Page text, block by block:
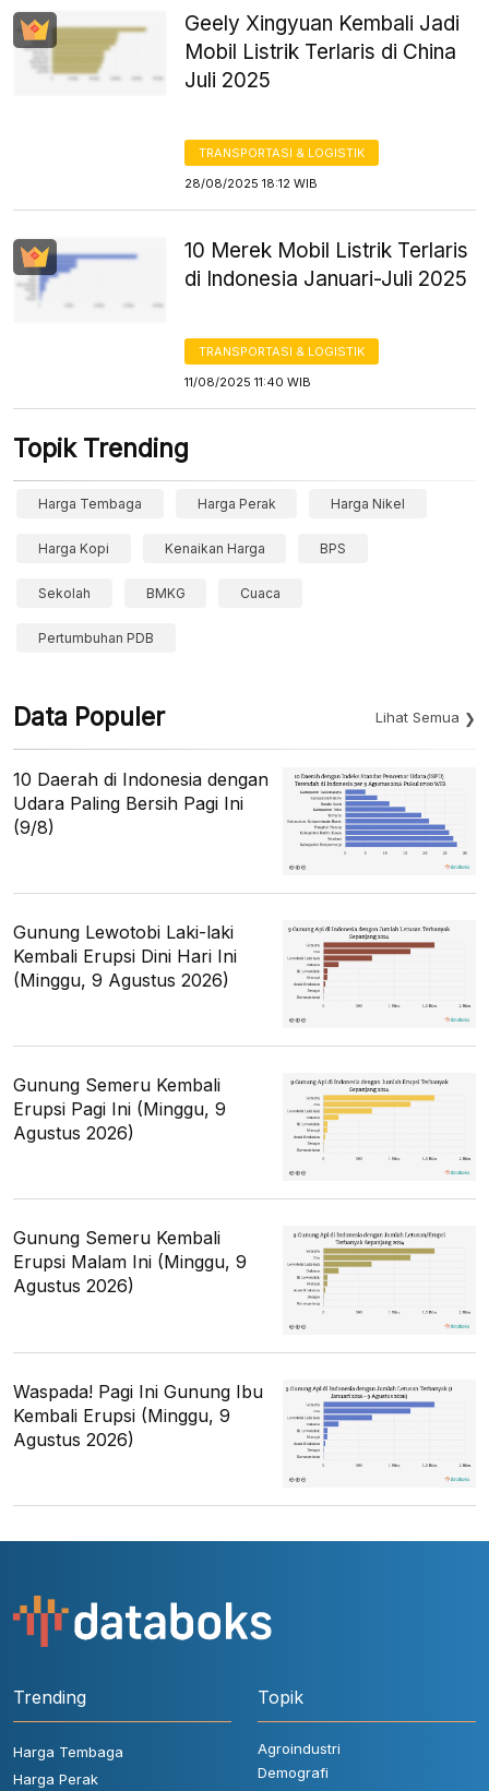
Geely Xingyuan Kembali Jadi
Mobil Listrik Terlaris di China
Juli 2025
TRANSPORTASI & LOGISTIK
28/08/2025 18:12 WIB
10 Merek Mobil Listrik Terlaris
di Indonesia Januari-Juli 2025
TRANSPORTASI & LOGISTIK
11/08/2025 11:40 WIB
Topik Trending
Harga Tembaga Harga Perak Harga Nikel
Harga Kopi Kenaikan Harga BPS
Sekolah BMKG Cuaca
Pertumbuhan PDB
Data Populer Lihat Semua
10 Daerah di Indonesia dengan
Udara Paling Bersih Pagi Ini
(9/8)
Gunung Lewotobi Laki-laki
Kembali Erupsi Dini Hari Ini
(Minggu, 9 Agustus 2026)
Gunung Semeru Kembali
Erupsi Pagi Ini (Minggu, 9
Agustus 2026)
Gunung Semeru Kembali
Erupsi Malam Ini (Minggu, 9
Agustus 2026)
Waspada! Pagi Ini Gunung Ibu
Kembali Erupsi (Minggu, 9
Agustus 2026)
Trending
Harga Tembaga
Harga Perak
Topik
Agroindustri
Demografi